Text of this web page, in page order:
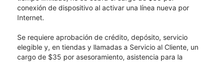
conexión de dispositivo al activar una línea nueva por
Internet.
Se requiere aprobación de crédito, depósito, servicio
elegible y, en tiendas y llamadas a Servicio al Cliente, un
cargo de $35 por asesoramiento, asistencia para la